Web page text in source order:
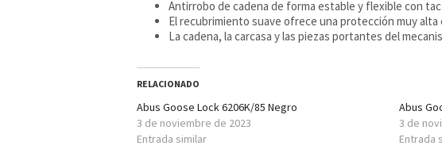
Antirrobo de cadena de forma estable y flexible con
El recubrimiento suave ofrece una protección muy alta
La cadena, la carcasa y las piezas portantes del
RELACIONADO
Abus Goose Lock 6206K/85 Negro
3 de noviembre de 2023
Entrada similar
Abus
3 de
Entrada